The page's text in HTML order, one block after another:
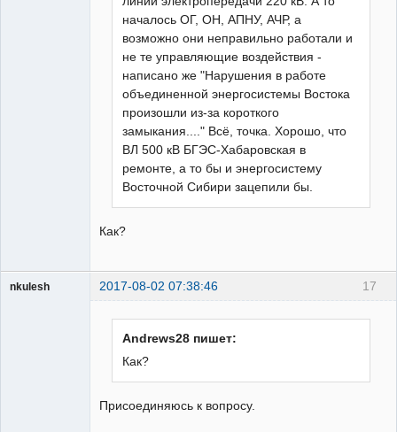
началось ОГ, ОН, АПНУ, АЧР, а
возможно они неправильно работали и
не те управляющие воздействия -
написано же "Нарушения в работе
объединенной энергосистемы Востока
произошли из-за короткого
замыкания...." Всё, точка. Хорошо, что
ВЛ 500 кВ БГЭС-Хабаровская в
ремонте, а то бы и энергосистему
Восточной Сибири зацепили бы.
Как?
17
nkulesh 2017-08-02 07:38:46
Andrews28 пишет:
Как?
Присоединяюсь к вопросу.